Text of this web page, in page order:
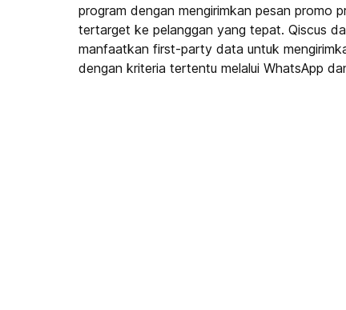
program dengan mengirimkan pesan promo
tertarget ke pelanggan yang tepat. Qiscus
manfaatkan first-party data untuk
dengan kriteria tertentu melalui WhatsApp